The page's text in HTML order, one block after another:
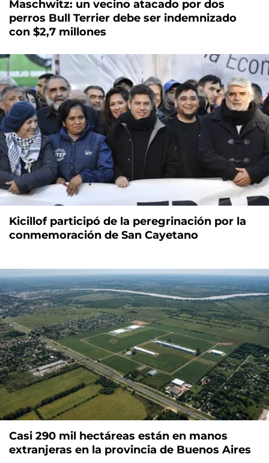
Maschwitz: un vecino atacado por dos
perros Bull Terrier debe ser indemnizado
con $2,7 millones
Kicillof participó de la peregrinación por la
conmemoración de San Cayetano
Casi 290 mil hectáreas están en manos
extranjeras en la provincia de Buenos Aires